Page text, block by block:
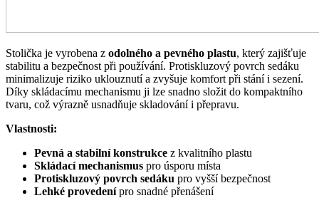
Stolička je vyrobena z odolného a pevného plastu, který zajišťuje
stabilitu a bezpečnost při používání. Protiskluzový povrch sedáku
minimalizuje riziko uklouznutí a zvyšuje komfort při stání i sezení.
Díky skládacímu mechanismu ji lze snadno složit do kompaktního
tvaru, což výrazně usnadňuje skladování i přepravu.
Vlastnosti:
Pevná a stabilní konstrukce z kvalitního plastu
Skládací mechanismus pro úsporu místa
Protiskluzový povrch sedáku pro vyšší bezpečnost
Lehké provedenípro snadné přenášení